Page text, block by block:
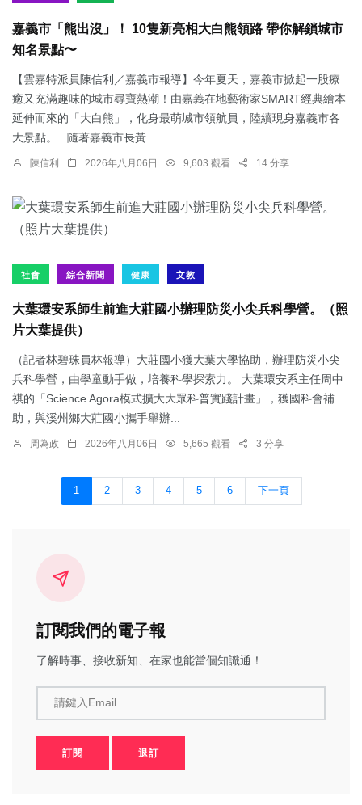
嘉義市「熊出沒」！ 10隻新亮相大白熊領路 帶你解鎖城市
知名景點〜
【雲嘉特派員陳信利／嘉義市報導】今年夏天，嘉義市掀起一股療
癒又充滿趣味的城市尋寶熱潮！由嘉義在地藝術家SMART經典繪本
延伸而來的「大白熊」，化身最萌城市領航員，陸續現身嘉義市各
大景點。 隨著嘉義市長黃...
陳信利 2026年八月06日 9,603 觀看 14 分享
社會 綜合新聞 健康 文教
大葉環安系師生前進大莊國小辦理防災小尖兵科學營。（照
片大葉提供）
（記者林碧珠員林報導）大莊國小獲大葉大學協助，辦理防災小尖
兵科學營，由學童動手做，培養科學探索力。 大葉環安系主任周中
祺的「Science Agora模式擴大大眾科普實踐計畫」，獲國科會補
助，與溪州鄉大莊國小攜手舉辦...
周為政 2026年八月06日 5,665 觀看 3 分享
1 2 3 4 5 6 下一頁
訂閱我們的電子報
了解時事、接收新知、在家也能當個知識通！
請鍵入Email
訂閱 退訂